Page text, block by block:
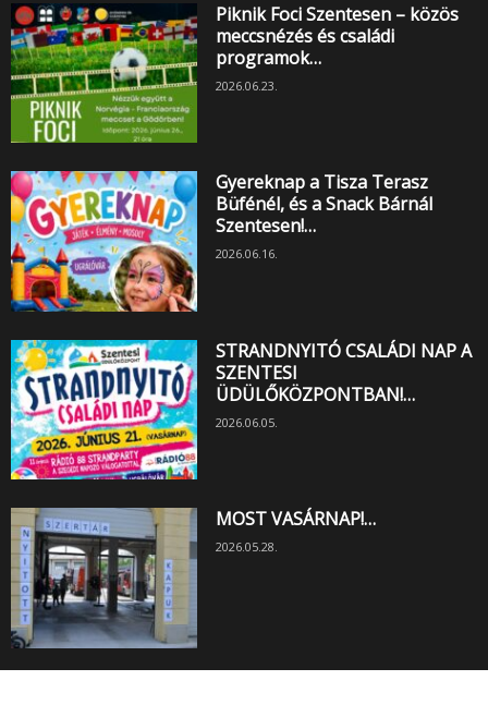
Piknik Foci Szentesen – közös
meccsnézés és családi
programok…
2026.06.23.
Gyereknap a Tisza Terasz
Büfénél, és a Snack Bárnál
Szentesen!…
2026.06.16.
STRANDNYITÓ CSALÁDI NAP A
SZENTESI
ÜDÜLŐKÖZPONTBAN!…
2026.06.05.
MOST VASÁRNAP!…
2026.05.28.